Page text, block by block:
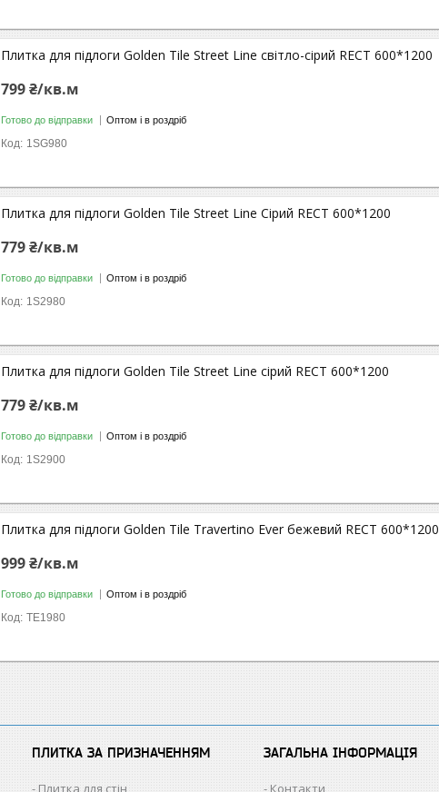
Плитка для підлоги Golden Tile Street Line світло-сірий RECT 600*1200
799 ₴/кв.м
Готово до відправки Оптом і в роздріб
1SG980
Плитка для підлоги Golden Tile Street Line Сірий RECT 600*1200
779 ₴/кв.м
Готово до відправки Оптом і в роздріб
1S2980
Плитка для підлоги Golden Tile Street Line сірий RECT 600*1200
779 ₴/кв.м
Готово до відправки Оптом і в роздріб
1S2900
Плитка для підлоги Golden Tile Travertino Ever бежевий RECT 600*1200
999 ₴/кв.м
Готово до відправки Оптом і в роздріб
TE1980
ПЛИТКА ЗА ПРИЗНАЧЕННЯМ
Плитка для стін
ЗАГАЛЬНА ІНФОРМАЦІЯ
Контакти